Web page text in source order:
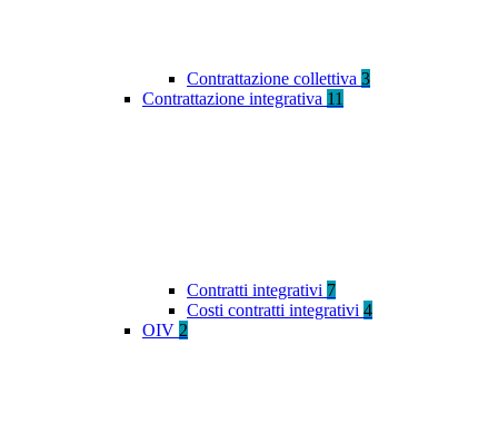
Contrattazione collettiva 3
Contrattazione integrativa 11
Contratti integrativi 7
Costi contratti integrativi 4
OIV 2